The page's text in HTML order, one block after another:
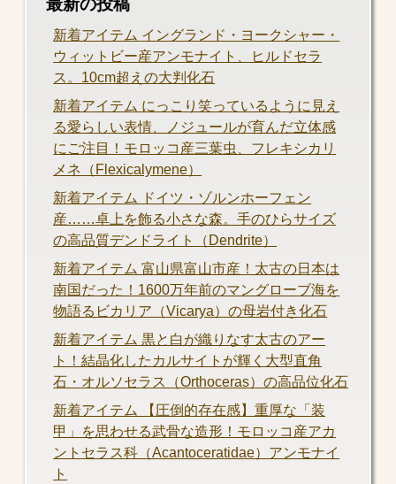
最新の投稿
新着アイテム イングランド・ヨークシャー・
ウィットビー産アンモナイト、ヒルドセラ
ス。10cm超えの大判化石
新着アイテム にっこり笑っているように見え
る愛らしい表情、ノジュールが育んだ立体感
にご注目！モロッコ産三葉虫、フレキシカリ
メネ（Flexicalymene）
新着アイテム ドイツ・ゾルンホーフェン
産……卓上を飾る小さな森。手のひらサイズ
の高品質デンドライト（Dendrite）
新着アイテム 富山県富山市産！太古の日本は
南国だった！1600万年前のマングローブ海を
物語るビカリア（Vicarya）の母岩付き化石
新着アイテム 黒と白が織りなす太古のアー
ト！結晶化したカルサイトが輝く大型直角
石・オルソセラス（Orthoceras）の高品位化石
新着アイテム 【圧倒的存在感】重厚な「装
甲」を思わせる武骨な造形！モロッコ産アカ
ントセラス科（Acantoceratidae）アンモナイ
ト